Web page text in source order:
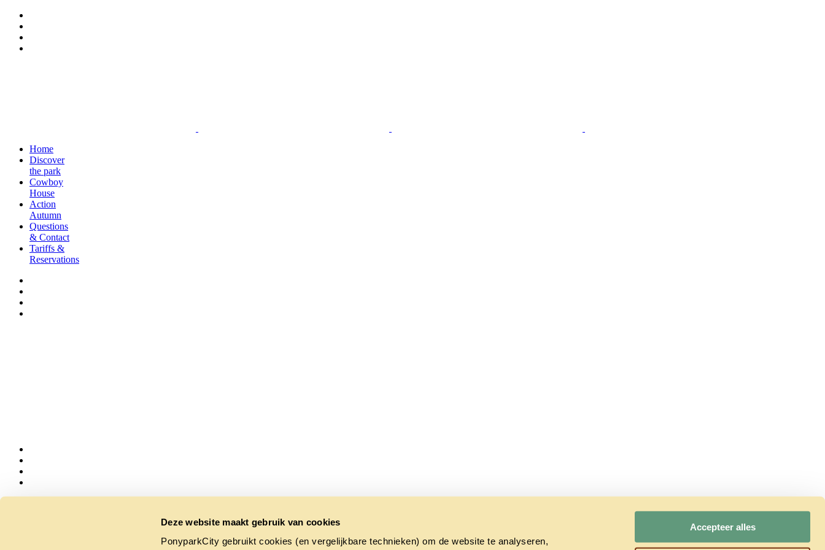
Deze website maakt gebruik van cookies
PonyparkCity gebruikt cookies (en vergelijkbare technieken) om de website te analyseren,
Accepteer alles
Home
Discover
the park
Cowboy
House
Action
Autumn
Questions
& Contact
Tariffs &
Reservations